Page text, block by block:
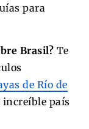
para
Brasil? Te
de Río de
increíble país